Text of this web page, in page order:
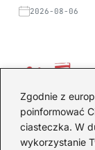
Zgodnie z
poinformować
ciasteczka. W
wykorzystanie
2026-08-06